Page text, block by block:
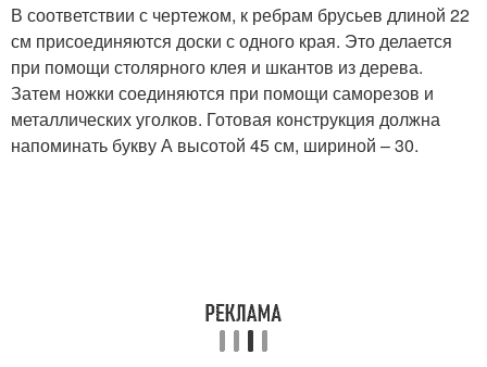
В соответствии с чертежом, к ребрам брусьев длиной 22
см присоединяются доски с одного края. Это делается
при помощи столярного клея и шкантов из дерева.
Затем ножки соединяются при помощи саморезов и
металлических уголков. Готовая конструкция должна
напоминать букву А высотой 45 см, шириной – 30.